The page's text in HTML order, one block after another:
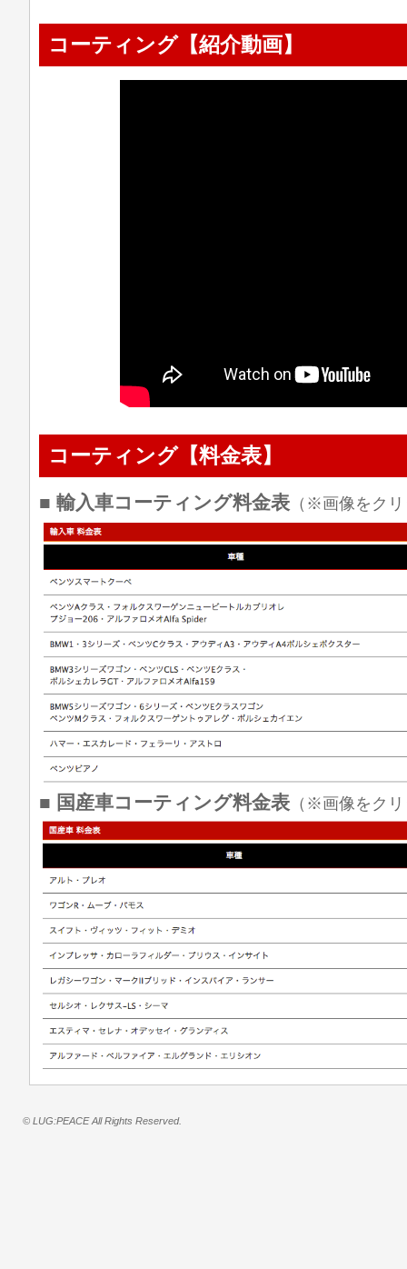
コーティング【紹介動画】
コーティング【料金表】
■ 輸入車コーティング料金表 （※画像をク
■ 国産車コーティング料金表 （※画像をク
© LUG:PEACE All Rights Reserved.